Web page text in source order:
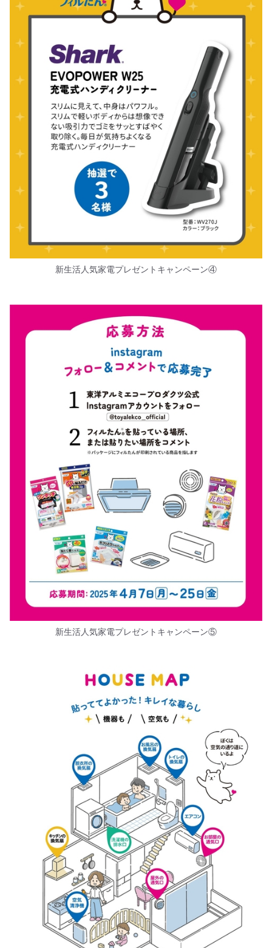
新生活人気家電プレゼントキャンペーン④
新生活人気家電プレゼントキャンペーン⑤